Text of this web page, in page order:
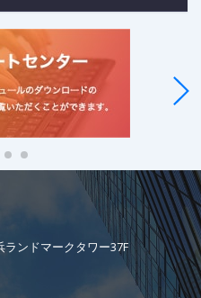
ンドマークタワー37F